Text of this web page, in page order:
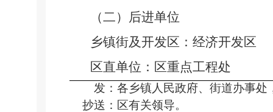
（二）后进单位
乡镇街及开发区：经济开发区
区直单位：区重点工程处
发： 各乡镇人民政府、街道办事处
抄送： 区有关领导。